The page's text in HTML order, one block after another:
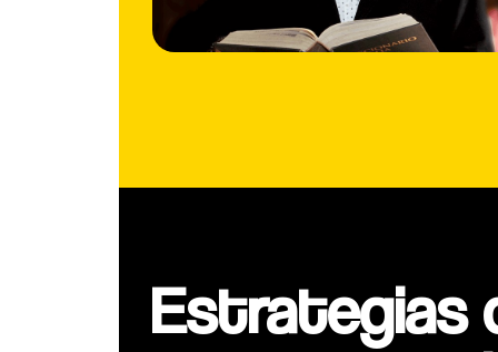
Estrategias